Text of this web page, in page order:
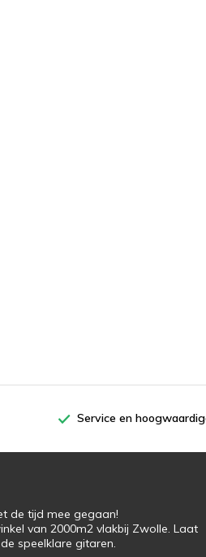
Service en
de tijd mee gegaan!
van 2000m2 vlakbij Zwolle. Laat
speelklare gitaren.